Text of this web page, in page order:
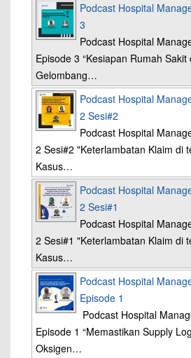
Podcast Hospital
3
Podcast Hospital
Episode 3 “Kesiapan Rumah
Gelombang…
Podcast Hospital
2 Sesi#2
Podcast Hospital
2 Sesi#2 "Keterlambatan Klaim di
Kasus…
Podcast Hospital
2 Sesi#1
Podcast Hospital
2 Sesi#1 "Keterlambatan Klaim di
Kasus…
Podcast Hospital
Episode 1
Podcast Hospital
Episode 1 “Memastikan Supply
Oksigen…